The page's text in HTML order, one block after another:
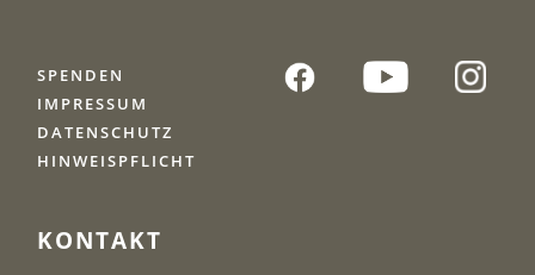
SPENDEN
IMPRESSUM
DATENSCHUTZ
HINWEISPFLICHT
KONTAKT